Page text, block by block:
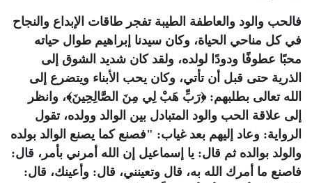
فالحب والود والعاطفة الطيبة تفجر طاقات الإبداع والنجاح
في كل مناحي الحياة، وكان سيدنا إبراهيم طوال حياته
محبًا عطوفًا ودودًا لولده، ولقد كان شديد الشوق إلى
الذرية حتى قبل أن تأتي، وكان يحب الأبناء ويتضرع إلى
الله تعالى بطلبهم: ﴿رَبِّ هَبْ لِي مِنَ الصَّالِحِينَ﴾، وانظر
إلى علاقة الحب والود المتبادل بين الوالد وولده، تقول
الرواية: وعاد إليهم بعد غياب: "فصنع كما يصنع الوالد بولده
والولد بوالده ثم قال: يا إسماعيل إن الله أمرني بأمر، قال:
فاصنع ما أمرك الله به، قال وتعينني، قال: وأعينك، قال: